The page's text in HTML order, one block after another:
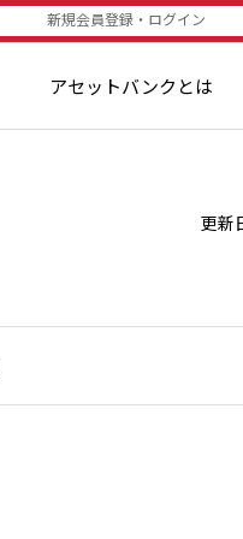
新規会員登録・ログイン
アセットバンクとは
更新